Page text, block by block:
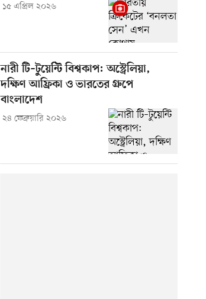
১৫ এপ্রিল ২০২৬
নারী টি–টুয়েন্টি বিশ্বকাপ: অস্ট্রেলিয়া,
দক্ষিণ আফ্রিকা ও ভারতের গ্রুপে
বাংলাদেশ
২৪ ফেব্রুয়ারি ২০২৬